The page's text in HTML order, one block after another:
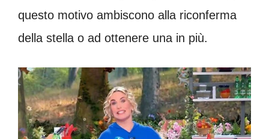
questo motivo ambiscono alla riconferma
della stella o ad ottenere una in più.